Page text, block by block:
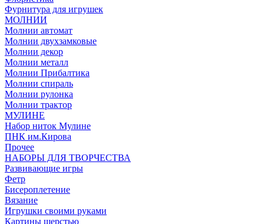
Фурнитура для игрушек
МОЛНИИ
Молнии автомат
Молнии двухзамковые
Молнии декор
Молнии металл
Молнии Прибалтика
Молнии спираль
Молнии рулонка
Молнии трактор
МУЛИНЕ
Набор ниток Мулине
ПНК им.Кирова
Прочее
НАБОРЫ ДЛЯ ТВОРЧЕСТВА
Развивающие игры
Фетр
Бисероплетение
Вязание
Игрушки своими руками
Картины шерстью